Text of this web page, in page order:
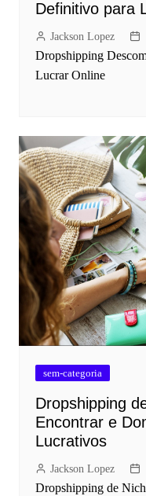
Definitivo para
Jackson Lopez
Dropshipping
Lucrar Online
sem-categoria
Dropshipping
Encontrar e
Lucrativos
Jackson Lopez
Dropshipping de